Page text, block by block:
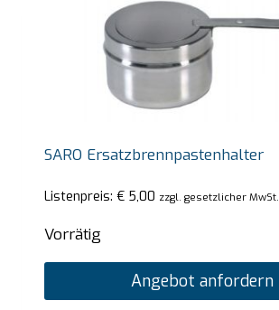
SARO Ersatzbrennpastenhalter
Listenpreis: €5,00 zzgl. gesetzlicher MwSt.
Vorrätig
Angebot anfordern